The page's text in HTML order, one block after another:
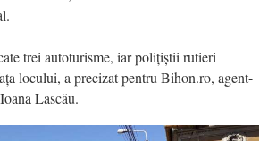
trei autoturisme, iar polițiștii rutieri
locului, a precizat pentru Bihon.ro, agent-
Lascău.